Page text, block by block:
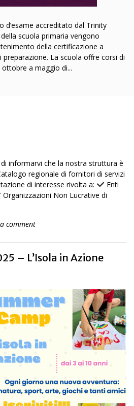
d’esame accreditato dal Trinity
scuola primaria vengono
della certificazione a
preparazione. La scuola offre corsi di
ottobre a maggio di...
informarvi che la nostra struttura è
regionale di fornitori di servizi
di interesse rivolta a:
Enti
Organizzazioni Non Lucrative di
comment
– L’Isola in Azione